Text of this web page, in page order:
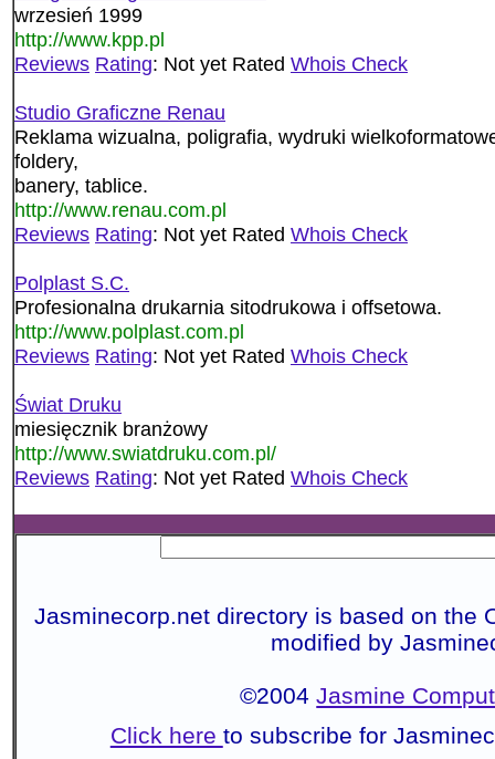
wrzesień 1999
http://www.kpp.pl
Reviews Rating: Not yet Rated Whois Check
Studio Graficzne Renau
Reklama wizualna, poligrafia, wydruki
foldery,
banery, tablice.
http://www.renau.com.pl
Reviews Rating: Not yet Rated Whois Check
Polplast S.C.
Profesionalna drukarnia sitodrukowa i offsetowa.
http://www.polplast.com.pl
Reviews Rating: Not yet Rated Whois Check
Świat Druku
miesięcznik branżowy
http://www.swiatdruku.com.pl/
Reviews Rating: Not yet Rated Whois Check
Jasminecorp.net directory is based on the
modified by
©2004Jasmine
Click here to subscribe for